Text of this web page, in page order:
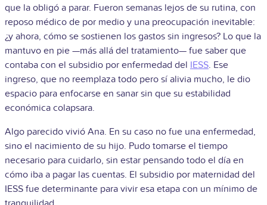
que la obligó a parar. Fueron semanas lejos de su rutina, con
reposo médico de por medio y una preocupación inevitable:
¿y ahora, cómo se sostienen los gastos sin ingresos? Lo que la
mantuvo en pie —más allá del tratamiento— fue saber que
contaba con el subsidio por enfermedad del IESS. Ese
ingreso, que no reemplaza todo pero sí alivia mucho, le dio
espacio para enfocarse en sanar sin que su estabilidad
económica colapsara.
Algo parecido vivió Ana. En su caso no fue una enfermedad,
sino el nacimiento de su hijo. Pudo tomarse el tiempo
necesario para cuidarlo, sin estar pensando todo el día en
cómo iba a pagar las cuentas. El subsidio por maternidad del
IESS fue determinante para vivir esa etapa con un mínimo de